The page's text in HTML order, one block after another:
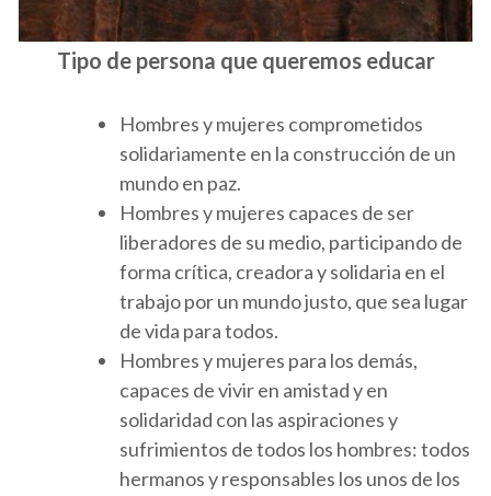
Tipo de persona que queremos educar
Hombres y mujeres comprometidos
solidariamente en la construcción de un
mundo en paz.
Hombres y mujeres capaces de ser
liberadores de su medio, participando de
forma crítica, creadora y solidaria en el
trabajo por un mundo justo, que sea lugar
de vida para todos.
Hombres y mujeres para los demás,
capaces de vivir en amistad y en
solidaridad con las aspiraciones y
sufrimientos de todos los hombres: todos
hermanos y responsables los unos de los